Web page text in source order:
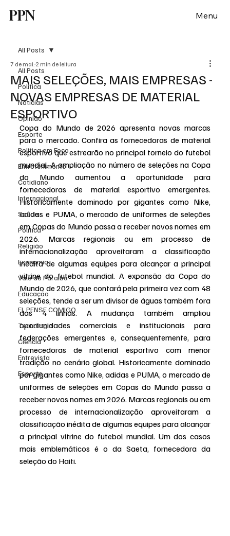
PPN Menu
All Posts
Política
Notícias
Opinião
Esporte
Politica em Foco
Entretenimento
Cotidiano
Internacional
Saúde
Politica
Religião
Economia
Vale do Paraiba
Educação
EI, PENSE COMIGO.
Tecnologia
Ciência
Entrevista
Esporte
All Posts
MAIS SELEÇÕES, MAIS EMPRESAS -
NOVAS EMPRESAS DE MATERIAL
ESPORTIVO
7 de mai. 2 min de leitura
Copa do Mundo de 2026 apresenta novas marcas
para o mercado. Confira as fornecedoras de material
esportivo que estrearão no principal torneio do futebol
mundial. A ampliação no número de seleções na Copa
do Mundo aumentou a oportunidade para
fornecedoras de material esportivo emergentes.
Historicamente dominado por gigantes como Nike,
adidas e PUMA, o mercado de uniformes de seleções
em Copas do Mundo passa a receber novos nomes em
2026. Marcas regionais ou em processo de
internacionalização aproveitaram a classificação
inédita de algumas equipes para alcançar a principal
vitrine do futebol mundial. A expansão da Copa do
Mundo de 2026, que contará pela primeira vez com 48
seleções, tende a ser um divisor de águas também fora
das 4 linhas. A mudança também ampliou
oportunidades comerciais e institucionais para
federações emergentes e, consequentemente, para
fornecedoras de material esportivo com menor
tradição no cenário global. Historicamente dominado
por gigantes como Nike, adidas e PUMA, o mercado de
uniformes de seleções em Copas do Mundo passa a
receber novos nomes em 2026. Marcas regionais ou em
processo de internacionalização aproveitaram a
classificação inédita de algumas equipes para alcançar
a principal vitrine do futebol mundial. Um dos casos
mais emblemáticos é o da Saeta, fornecedora da
seleção do Haiti.